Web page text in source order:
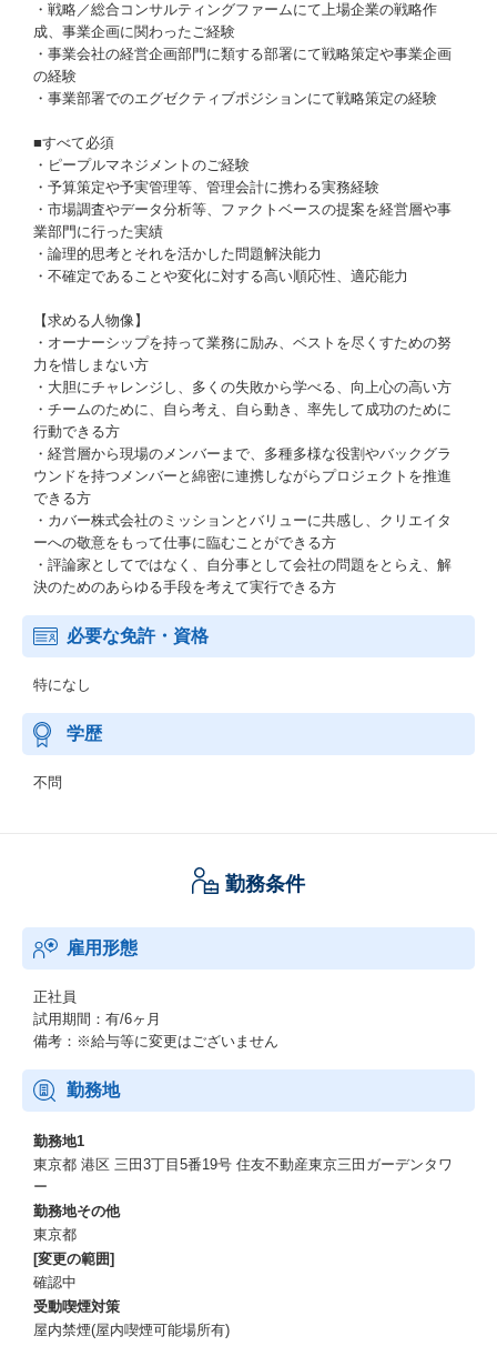
・戦略／総合コンサルティングファームにて上場企業の戦略作
成、事業企画に関わったご経験
・事業会社の経営企画部門に類する部署にて戦略策定や事業企画
の経験
・事業部署でのエグゼクティブポジションにて戦略策定の経験
■すべて必須
・ピープルマネジメントのご経験
・予算策定や予実管理等、管理会計に携わる実務経験
・市場調査やデータ分析等、ファクトベースの提案を経営層や事
業部門に行った実績
・論理的思考とそれを活かした問題解決能力
・不確定であることや変化に対する高い順応性、適応能力
【求める人物像】
・オーナーシップを持って業務に励み、ベストを尽くすための努
力を惜しまない方
・大胆にチャレンジし、多くの失敗から学べる、向上心の高い方
・チームのために、自ら考え、自ら動き、率先して成功のために
行動できる方
・経営層から現場のメンバーまで、多種多様な役割やバックグラ
ウンドを持つメンバーと綿密に連携しながらプロジェクトを推進
できる方
・カバー株式会社のミッションとバリューに共感し、クリエイタ
ーへの敬意をもって仕事に臨むことができる方
・評論家としてではなく、自分事として会社の問題をとらえ、解
決のためのあらゆる手段を考えて実行できる方
必要な免許・資格
特になし
学歴
不問
勤務条件
雇用形態
正社員
試用期間：有/6ヶ月
備考：※給与等に変更はございません
勤務地
勤務地1
東京都 港区 三田3丁目5番19号 住友不動産東京三田ガーデンタワ
ー
勤務地その他
東京都
[変更の範囲]
確認中
受動喫煙対策
屋内禁煙(屋内喫煙可能場所有)